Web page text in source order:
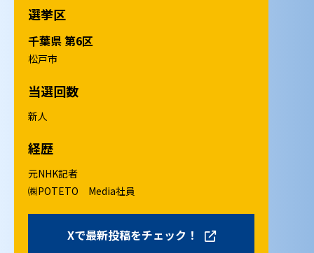
選挙区
千葉県 第6区
松戸市
当選回数
新人
経歴
元NHK記者
㈱POTETO Media社員
Xで最新投稿をチェック！